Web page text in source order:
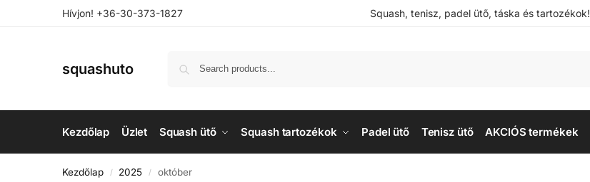
Hívjon! +36-30-373-1827 Squash, tenisz, padel ütő, táska és tartozékok!
squashuto
Kezdőlap Üzlet Squash ütő Squash tartozékok Padel ütő Tenisz ütő AKCIÓS termékek
Kezdőlap / 2025 / október